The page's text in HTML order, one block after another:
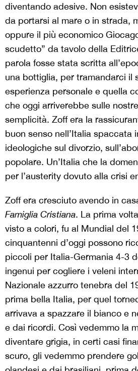
diventando adesive. Non
da portarsi al mare o in strada,
oppure il più economico
scudetto” da tavolo della
parola fosse stata scritta
una bottiglia, per tramandarci il
esperienza personale e quella
che oggi arriverebbe sulle
semplicità. Zoff era la
buon senso nell’Italia spaccata
ideologiche sul divorzio,
popolare. Un’Italia che la
per l’austerity dovuto alla crisi
Zoff era cresciuto avendo in
Famiglia Cristiana. La prima
visto a colori, fu al Mundial del
cinquantenni d’oggi possono
piccoli per Italia-Germania 4-3
ingenui per cogliere i veleni
Nazionale azzurro tenebra del
prima bella Italia, per quel
arrivava a spazzare il bianco e
e dai ricordi. Così vedemmo la
diventare grigia, in certi casi
scuro, gli vedemmo prendere